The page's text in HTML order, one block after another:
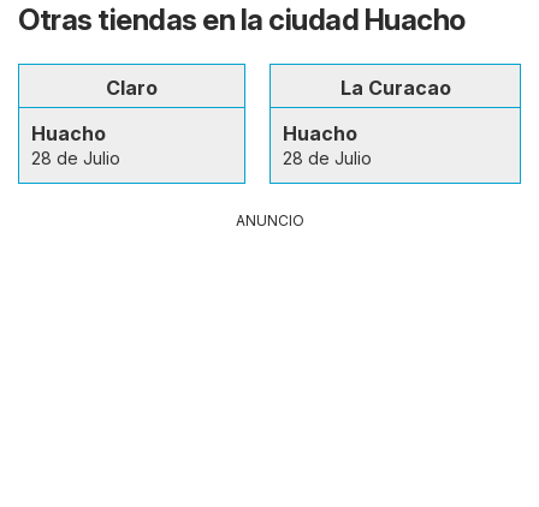
Otras tiendas en la ciudad Huacho
Claro
Huacho
28 de Julio
La Curacao
Huacho
28 de Julio
ANUNCIO